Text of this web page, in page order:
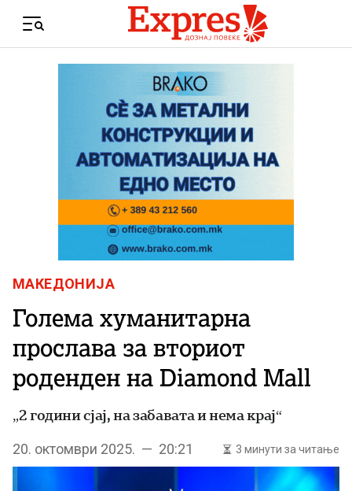
Menu
МАКЕДОНИЈА
Голема хуманитарна
прослава за вториот
роденден на Diamond Mall
„2 години сјај, на забавата и нема крај“
20. октомври 2025. — 20:21 3 минути за читање